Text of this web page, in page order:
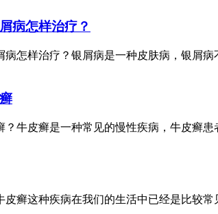
病怎样治疗？
怎样治疗？银屑病是一种皮肤病，银屑
牛皮癣是一种常见的慢性疾病，牛皮癣
癣这种疾病在我们的生活中已经是比较